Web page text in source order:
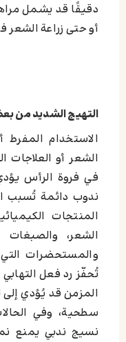
دقيقًا قد يشمل
أو حتى زراعة
التهيج الشديد من
الاستخدام
الشعر أو
في فروة الرأس
ندوب دائمة تُسبب
المنتجات
الشعر، والصبغات
والمستحضرات
تُحفّز رد فعل
المزمن قد يُؤدي
سطحية، وفي
نسيج ندبي يمنع